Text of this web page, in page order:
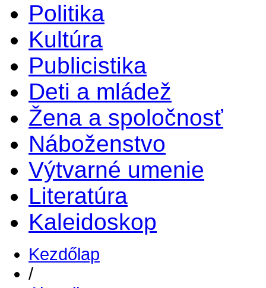
Politika
Kultúra
Publicistika
Deti a mládež
Žena a spoločnosť
Náboženstvo
Výtvarné umenie
Literatúra
Kaleidoskop
Kezdőlap
/